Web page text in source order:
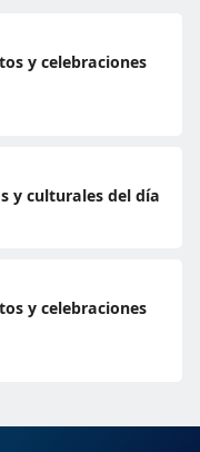
y celebraciones
y culturales del día
y celebraciones